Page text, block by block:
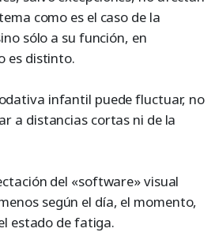
como es el caso de la
sólo a su función, en
es distinto.
infantil puede fluctuar, no
a distancias cortas ni de la
del «software» visual
según el día, el momento,
estado de fatiga.